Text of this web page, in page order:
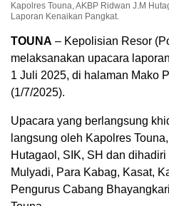
Kapolres Touna, AKBP Ridwan J.M
Laporan Kenaikan Pangkat.
TOUNA – Kepolisian Resor
melaksanakan upacara
1 Juli 2025, di halaman Mako
(1/7/2025).
Upacara yang berlangsung
langsung oleh Kapolres
Hutagaol, SIK, SH dan dihadiri
Mulyadi, Para Kabag, Kasat,
Pengurus Cabang